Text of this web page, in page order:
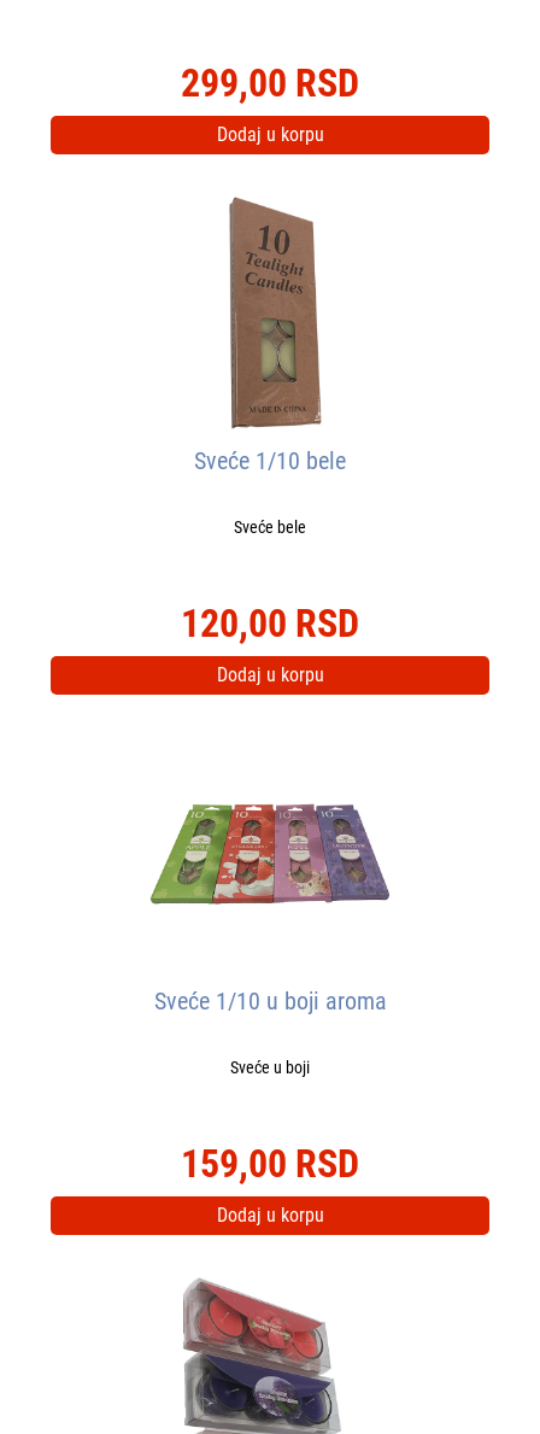
299,00 RSD
Dodaj u korpu
Sveće 1/10 bele
Sveće bele
120,00 RSD
Dodaj u korpu
Sveće 1/10 u boji aroma
Sveće u boji
159,00 RSD
Dodaj u korpu